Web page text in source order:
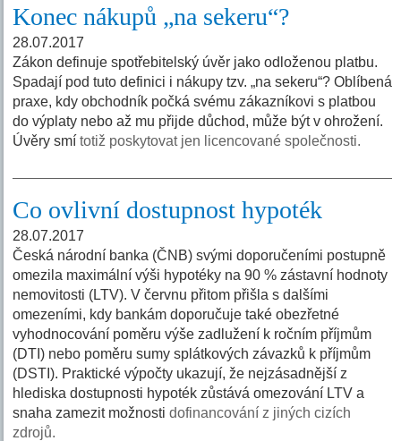
Konec nákupů „na sekeru“?
28.07.2017
Zákon definuje spotřebitelský úvěr jako odloženou platbu.
Spadají pod tuto definici i nákupy tzv. „na sekeru“? Oblíbená
praxe, kdy obchodník počká svému zákazníkovi s platbou
do výplaty nebo až mu přijde důchod, může být v ohrožení.
Úvěry smítotiž poskytovat jen licencované společnosti.
Co ovlivní dostupnost hypoték
28.07.2017
Česká národní banka (ČNB) svými doporučeními postupně
omezila maximální výši hypotéky na 90 % zástavní hodnoty
nemovitosti (LTV). V červnu přitom přišla s dalšími
omezeními, kdy bankám doporučuje také obezřetné
vyhodnocování poměru výše zadlužení k ročním příjmům
(DTI) nebo poměru sumy splátkových závazků k příjmům
(DSTI). Praktické výpočty ukazují, že nejzásadnější z
hlediska dostupnosti hypoték zůstává omezování LTV a
snaha zamezit možnostidofinancování z jiných cizích
zdrojů.